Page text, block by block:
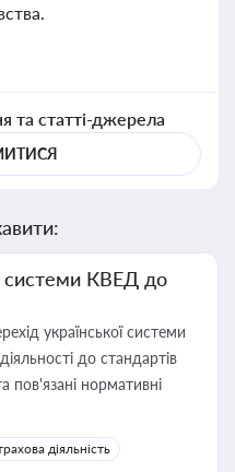
та статті-джерела
системи КВЕД до
української системи
до стандартів
пов'язані нормативні
діяльність